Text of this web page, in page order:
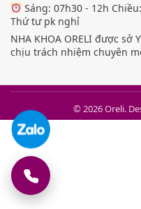
Sáng: 07h30 - 12h
Thứ tư pk nghỉ
NHA KHOA ORELI được
chịu trách nhiệm chuyên
© 2026 Oreli.